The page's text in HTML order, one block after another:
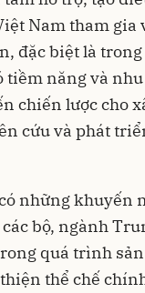
Nam tham gia
đặc biệt là
tiềm năng và
chiến lược cho
cứu và phát
những khuyến
bộ, ngành
quá trình
thể chế